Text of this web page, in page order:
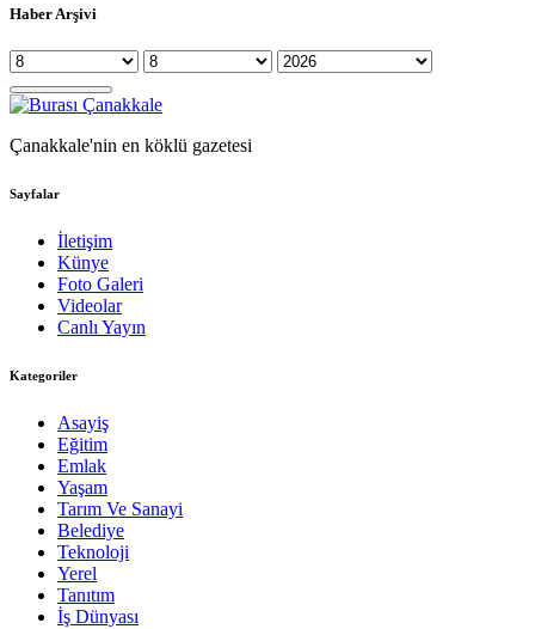
Haber Arşivi
Çanakkale'nin en köklü gazetesi
Sayfalar
İletişim
Künye
Foto Galeri
Videolar
Canlı Yayın
Kategoriler
Asayiş
Eğitim
Emlak
Yaşam
Tarım Ve Sanayi
Belediye
Teknoloji
Yerel
Tanıtım
İş Dünyası